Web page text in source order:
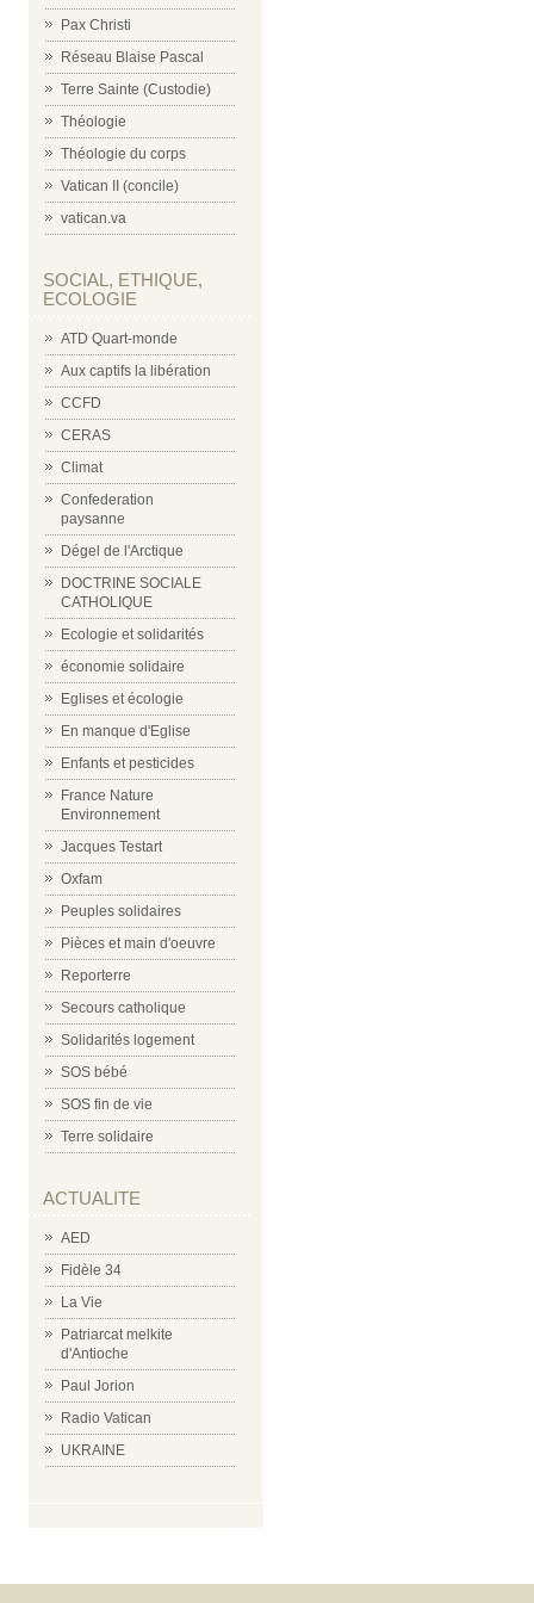
Pax Christi
Réseau Blaise Pascal
Terre Sainte (Custodie)
Théologie
Théologie du corps
Vatican II (concile)
vatican.va
SOCIAL, ETHIQUE,
ECOLOGIE
ATD Quart-monde
Aux captifs la libération
CCFD
CERAS
Climat
Confederation
paysanne
Dégel de l'Arctique
DOCTRINE SOCIALE
CATHOLIQUE
Ecologie et solidarités
économie solidaire
Eglises et écologie
En manque d'Eglise
Enfants et pesticides
France Nature
Environnement
Jacques Testart
Oxfam
Peuples solidaires
Pièces et main d'oeuvre
Reporterre
Secours catholique
Solidarités logement
SOS bébé
SOS fin de vie
Terre solidaire
ACTUALITE
AED
Fidèle 34
La Vie
Patriarcat melkite
d'Antioche
Paul Jorion
Radio Vatican
UKRAINE